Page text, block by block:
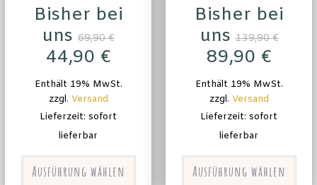
Bisher bei
uns 69,90€
44,90 €
Enthält 19% MwSt.
zzgl. Versand
Lieferzeit: sofort
lieferbar
Ausführung wählen
Bisher bei
uns 139,90€
89,90 €
Enthält 19% MwSt.
zzgl. Versand
Lieferzeit: sofort
lieferbar
Ausführung wählen